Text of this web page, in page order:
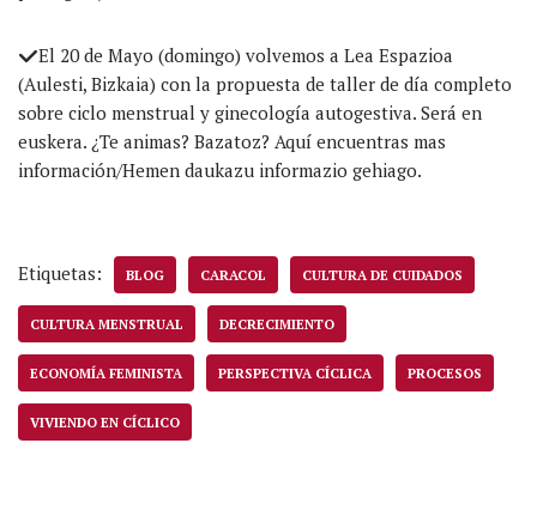
El 20 de Mayo (domingo) volvemos a Lea Espazioa
(Aulesti, Bizkaia) con la propuesta de taller de día completo
sobre ciclo menstrual y ginecología autogestiva. Será en
euskera. ¿Te animas? Bazatoz? Aquí encuentras mas
información/Hemen daukazu informazio gehiago.
Etiquetas: BLOG CARACOL CULTURA DE CUIDADOS
CULTURA MENSTRUAL DECRECIMIENTO
ECONOMÍA FEMINISTA PERSPECTIVA CÍCLICA PROCESOS
VIVIENDO EN CÍCLICO